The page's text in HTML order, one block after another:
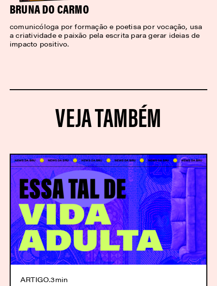
BRUNA DO CARMO
comunicóloga por formação e poetisa por vocação, usa
a criatividade e paixão pela escrita para gerar ideias de
impacto positivo.
VEJA TAMBÉM
ARTIGO.3min